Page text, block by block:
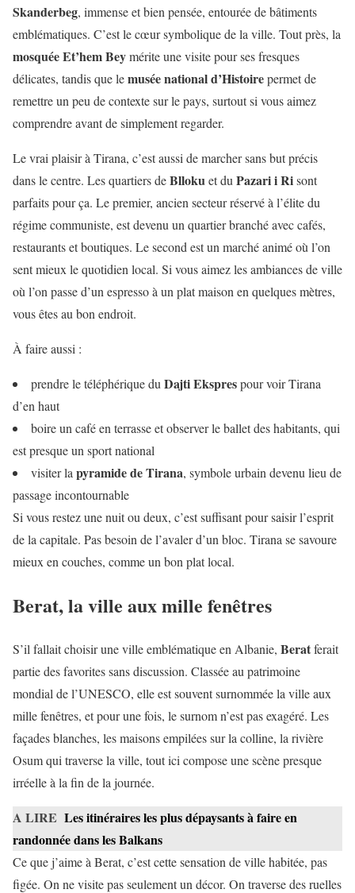
Skanderbeg, immense et bien pensée, entourée de bâtiments
emblématiques. C’est le cœur symbolique de la ville. Tout près, la
mosquée Et’hem Beymérite une visite pour ses fresques
délicates, tandis que lemusée national d’Histoirepermet de
remettre un peu de contexte sur le pays, surtout si vous aimez
comprendre avant de simplement regarder.
Le vrai plaisir à Tirana, c’est aussi de marcher sans but précis
dans le centre. Les quartiers deBllokuet duPazari i Risont
parfaits pour ça. Le premier, ancien secteur réservé à l’élite du
régime communiste, est devenu un quartier branché avec cafés,
restaurants et boutiques. Le second est un marché animé où l’on
sent mieux le quotidien local. Si vous aimez les ambiances de ville
où l’on passe d’un espresso à un plat maison en quelques mètres,
vous êtes au bon endroit.
À faire aussi :
prendre le téléphérique duDajti Eksprespour voir Tirana
d’en haut
boire un café en terrasse et observer le ballet des habitants, qui
est presque un sport national
visiter lapyramide de Tirana, symbole urbain devenu lieu de
passage incontournable
Si vous restez une nuit ou deux, c’est suffisant pour saisir l’esprit
de la capitale. Pas besoin de l’avaler d’un bloc. Tirana se savoure
mieux en couches, comme un bon plat local.
Berat, la ville aux mille fenêtres
S’il fallait choisir une ville emblématique en Albanie, Beratferait
partie des favorites sans discussion. Classée au patrimoine
mondial de l’UNESCO, elle est souvent surnommée la ville aux
mille fenêtres, et pour une fois, le surnom n’est pas exagéré. Les
façades blanches, les maisons empilées sur la colline, la rivière
Osum qui traverse la ville, tout ici compose une scène presque
irréelle à la fin de la journée.
A LIRE Les itinéraires les plus dépaysants à faire en
randonnée dans les Balkans
Ce que j’aime à Berat, c’est cette sensation de ville habitée, pas
figée. On ne visite pas seulement un décor. On traverse des ruelles